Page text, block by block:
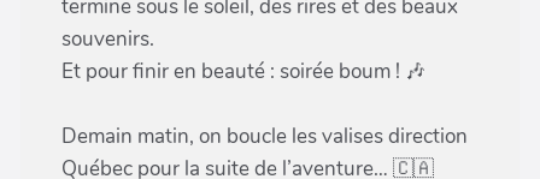
termine sous le soleil, des rires et des beaux
souvenirs.
Et pour finir en beauté : soirée boum ! 🎶
Demain matin, on boucle les valises direction
Québec pour la suite de l’aventure… 🇨🇦